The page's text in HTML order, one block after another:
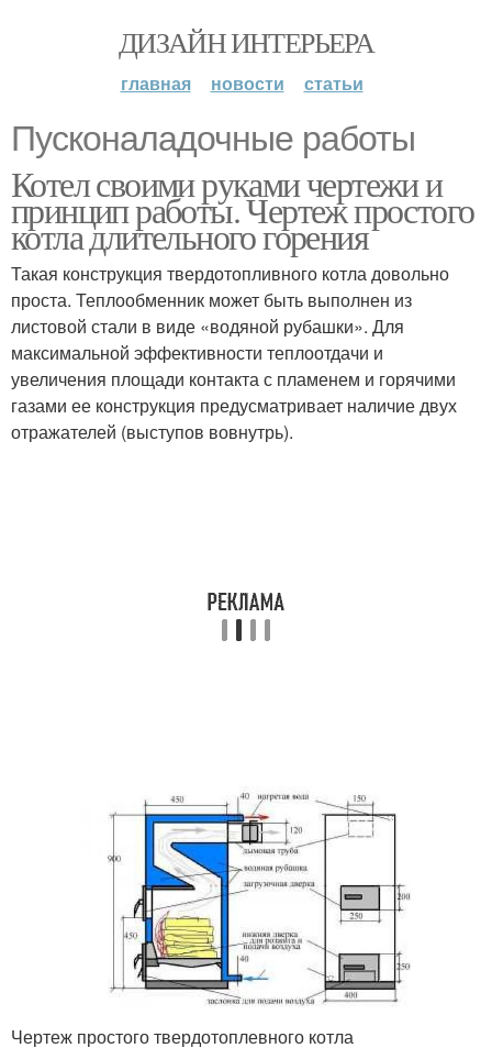
ДИЗАЙН ИНТЕРЬЕРА
главная новости статьи
Пусконаладочные работы
Котел своими руками чертежи и
принцип работы. Чертеж простого
котла длительного горения
Такая конструкция твердотопливного котла довольно
проста. Теплообменник может быть выполнен из
листовой стали в виде «водяной рубашки». Для
максимальной эффективности теплоотдачи и
увеличения площади контакта с пламенем и горячими
газами ее конструкция предусматривает наличие двух
отражателей (выступов вовнутрь).
Чертеж простого твердотоплевного котла